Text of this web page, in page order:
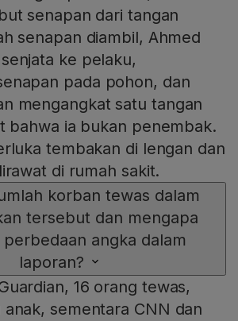
senapan dari tangan
senapan diambil, Ahmed
ke pelaku,
pada pohon, dan
mengangkat satu tangan
bahwa ia bukan penembak.
tembakan di lengan dan
di rumah sakit.
korban tewas dalam
tersebut dan mengapa
angka dalam
laporan?
16 orang tewas,
sementara CNN dan